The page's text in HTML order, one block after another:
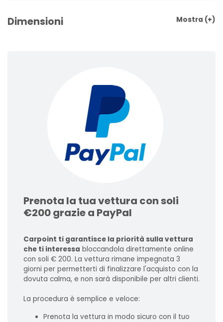
Dimensioni Mostra (+)
Prenota la tua vettura con soli
€200 grazie a PayPal
Carpoint ti garantisce la priorità sulla vettura
che ti interessa bloccandola direttamente online
con soli € 200. La vettura rimane impegnata 3
giorni per permetterti di finalizzare l'acquisto con la
dovuta calma, e non sarà disponibile per altri clienti.
La procedura è semplice e veloce:
Prenota la vettura in modo sicuro con il tuo